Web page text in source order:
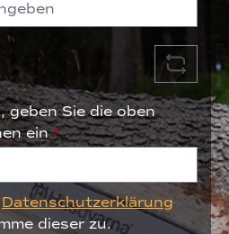
geben Sie die oben
ein*
Datenschutzerklärung
dieser zu.